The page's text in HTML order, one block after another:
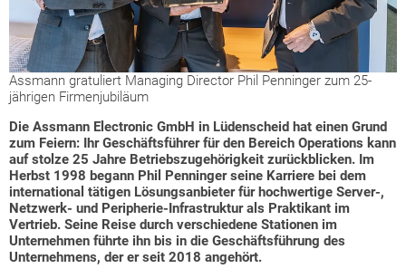
Assmann gratuliert Managing Director Phil Penninger zum 25-
jährigen Firmenjubiläum
Die Assmann Electronic GmbH in Lüdenscheid hat einen Grund
zum Feiern: Ihr Geschäftsführer für den Bereich Operations kann
auf stolze 25 Jahre Betriebszugehörigkeit zurückblicken. Im
Herbst 1998 begann Phil Penninger seine Karriere bei dem
international tätigen Lösungsanbieter für hochwertige Server-,
Netzwerk- und Peripherie-Infrastruktur als Praktikant im
Vertrieb. Seine Reise durch verschiedene Stationen im
Unternehmen führte ihn bis in die Geschäftsführung des
Unternehmens, der er seit 2018 angehört.